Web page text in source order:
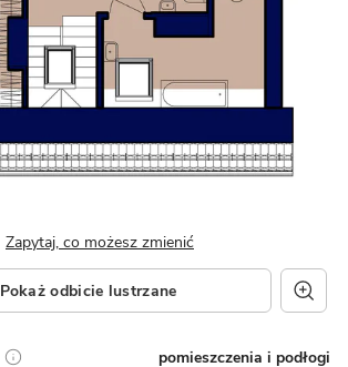
Zapytaj, co możesz zmienić
Pokaż odbicie lustrzane
pomieszczenia i podłogi